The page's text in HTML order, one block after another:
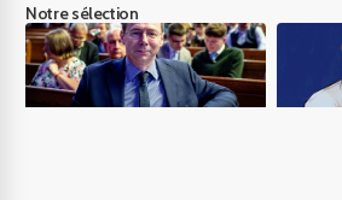
Notre sélection